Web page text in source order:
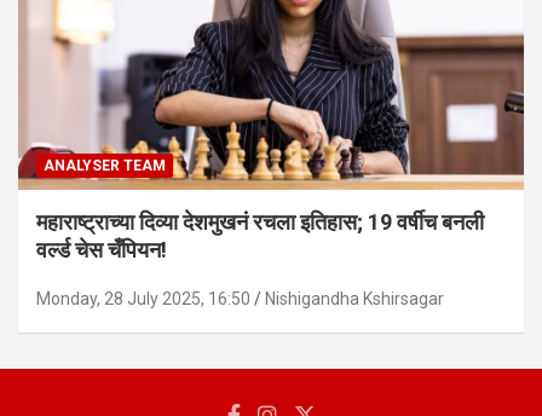
ANALYSER TEAM
महाराष्ट्राच्या दिव्या देशमुखनं रचला इतिहास; 19 वर्षीच बनली
वर्ल्ड चेस चँपियन!
Monday, 28 July 2025, 16:50 Nishigandha Kshirsagar